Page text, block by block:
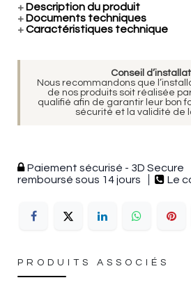
+ Description du produit
+ Documents techniques
+Caractéristiques technique
Conseil
Nous recommandons que
de nos produits soit réalisée
qualifié afin de garantir leur bon
sécurité et la validité de
Paiement sécurisé - 3D Secure
remboursé sous 14 jours
Le
PRODUITS ASSOCIÉS